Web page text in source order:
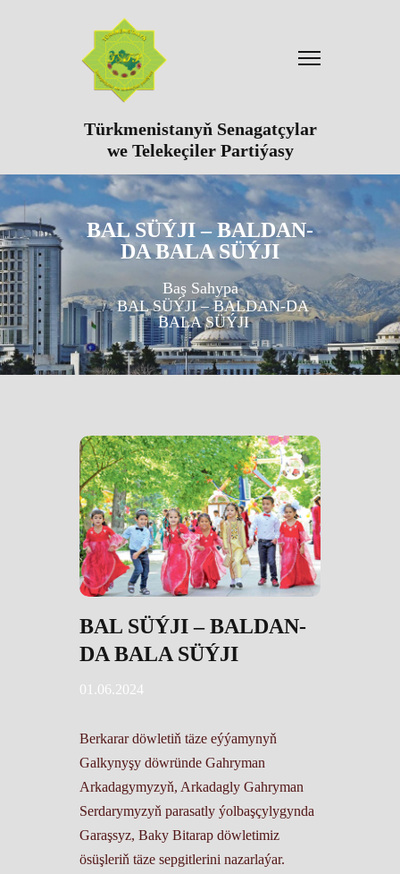
Türkmenistanyň Senagatçylar
we Telekeçiler Partiýasy
BAL SÜÝJI – BALDAN-
DA BALA SÜÝJI
Baş Sahypa
BAL SÜÝJI – BALDAN-DA
BALA SÜÝJI
BAL SÜÝJI – BALDAN-
DA BALA SÜÝJI
01.06.2024
Berkarar döwletiň täze eýýamynyň
Galkynyşy döwründe Gahryman
Arkadagymyzyň, Arkadagly Gahryman
Serdarymyzyň parasatly ýolbaşçylygynda
Garaşsyz, Baky Bitarap döwletimiz
ösüşleriň täze sepgitlerini nazarlaýar.